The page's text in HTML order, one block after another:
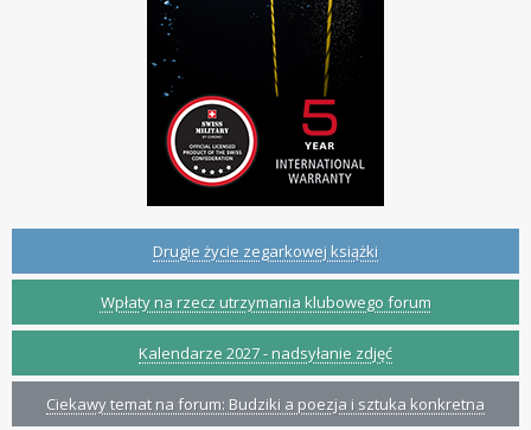
Drugie życie zegarkowej książki
Wpłaty na rzecz utrzymania klubowego forum
Kalendarze 2027 - nadsyłanie zdjęć
Ciekawy temat na forum: Budziki a poezja i sztuka konkretna